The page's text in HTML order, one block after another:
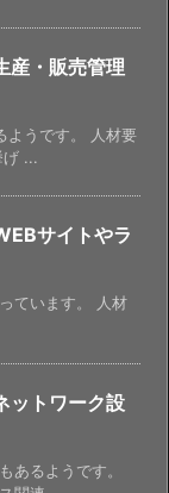
産・販売管理
ようです。 人材要
...
サイトやラ
ています。 人材
ットワーク設
あるようです。